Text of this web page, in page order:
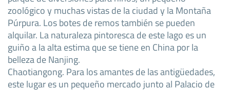
zoológico y muchas vistas de la ciudad y la Montaña
Púrpura. Los botes de remos también se pueden
alquilar. La naturaleza pintoresca de este lago es un
guiño a la alta estima que se tiene en China por la
belleza de Nanjing.
Chaotiangong. Para los amantes de las antigüedades,
este lugar es un pequeño mercado junto al Palacio de